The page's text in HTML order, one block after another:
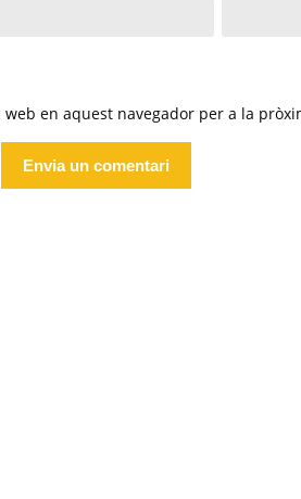
en aquest navegador per a la